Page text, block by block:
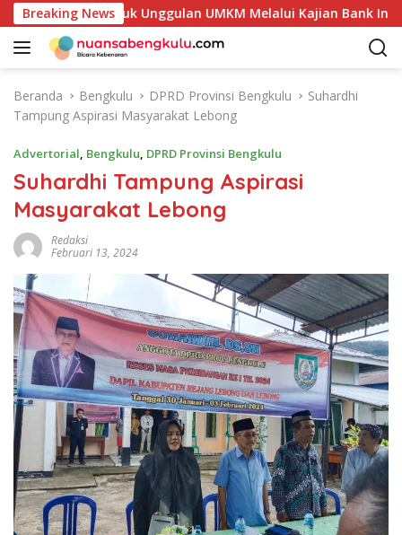
a
Breaking News
Produk Unggulan UMKM Melalui Kajian Bank Indonesia
Beranda Bengkulu DPRD Provinsi Bengkulu
Suhardhi
Tampung Aspirasi Masyarakat Lebong
Advertorial, Bengkulu, DPRD Provinsi Bengkulu
Suhardhi Tampung Aspirasi
Masyarakat Lebong
Redaksi
Februari 13, 2024